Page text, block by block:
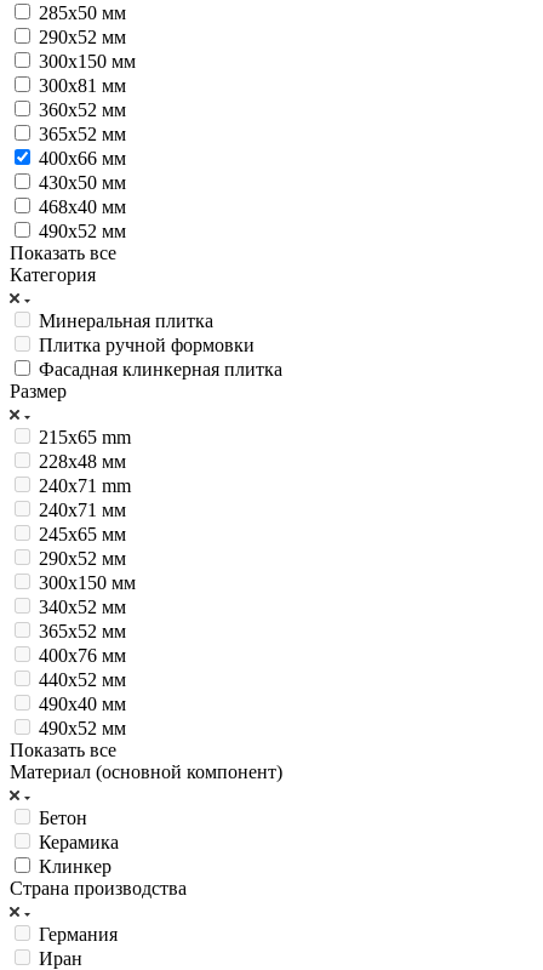
285х50 мм
290x52 мм
300х150 мм
300х81 мм
360x52 мм
365x52 мм
400х66 мм
430х50 мм
468x40 мм
490х52 мм
Показать все
Категория
Минеральная плитка
Плитка ручной формовки
Фасадная клинкерная плитка
Размер
215x65 mm
228х48 мм
240x71 mm
240х71 мм
245х65 мм
290х52 мм
300х150 мм
340х52 мм
365х52 мм
400х76 мм
440х52 мм
490х40 мм
490х52 мм
Показать все
Материал (основной компонент)
Бетон
Керамика
Клинкер
Страна производства
Германия
Иран